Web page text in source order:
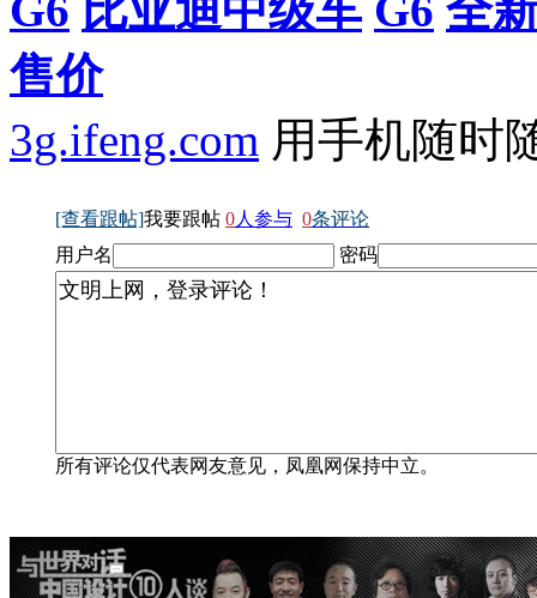
售价
3g.ifeng.com 用手机随时
[查看跟帖]我要跟帖 0人参与 0条评论
用户名
密码
所有评论仅代表网友意见，凤凰网保持中立。